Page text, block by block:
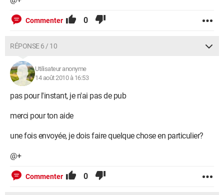
Commenter 0
RÉPONSE 6 / 10
Utilisateur anonyme
14 août 2010 à 16:53
pas pour l'instant, je n'ai pas de pub
merci pour ton aide
une fois envoyée, je dois faire quelque chose en particulier?
@+
Commenter 0